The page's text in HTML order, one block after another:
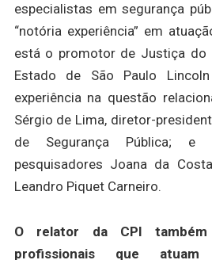
especialistas em segurança
“notória experiência” em
está o promotor de Justiça do
Estado de São Paulo
experiência na questão
Sérgio de Lima, diretor-
de Segurança Pública; e
pesquisadores Joana da
Leandro Piquet Carneiro.
O relator da CPI
profissionais que atuam